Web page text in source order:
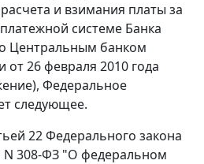
и взимания платы за
системе Банка
Центральным банком
26 февраля 2010 года
Федеральное
следующее.
22 Федерального закона
N 308-ФЗ "О федеральном